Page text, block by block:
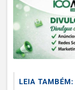
LEIA TAMBÉM: